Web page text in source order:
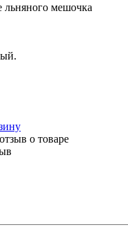
льняного мешочка
о товаре